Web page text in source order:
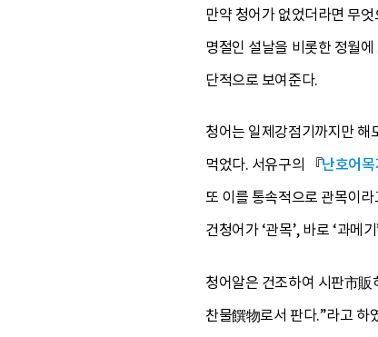
만약 청어가 없었더라면 무
명절인 설날을 비롯한 정월
단적으로 보여준다.
청어는 일제강점기까지만 해
먹었다. 서유구의 『난호어
또 이를 통속적으로 관목이라
건청어가 ‘관목’, 바로 ‘과메
청어알은 건조하여 시판市販
찬물饌物로서 판다.”라고 하